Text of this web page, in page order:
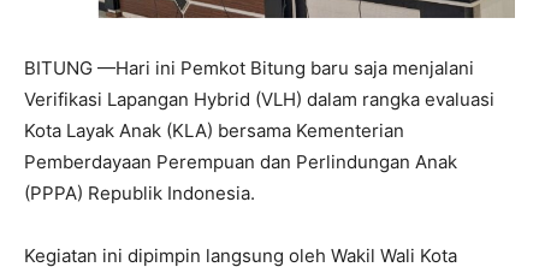
BITUNG —Hari ini Pemkot Bitung baru saja menjalani
Verifikasi Lapangan Hybrid (VLH) dalam rangka evaluasi
Kota Layak Anak (KLA) bersama Kementerian
Pemberdayaan Perempuan dan Perlindungan Anak
(PPPA) Republik Indonesia.
Kegiatan ini dipimpin langsung oleh Wakil Wali Kota